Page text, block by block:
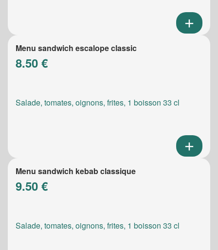
Menu sandwich escalope classic
8.50 €
Salade, tomates, oignons, frites, 1 boisson 33 cl
Menu sandwich kebab classique
9.50 €
Salade, tomates, oignons, frites, 1 boisson 33 cl